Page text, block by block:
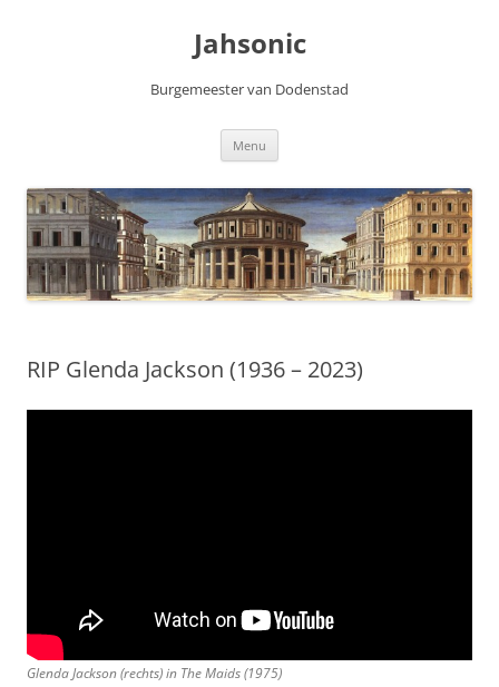
Jahsonic
Burgemeester van Dodenstad
Menu
RIP Glenda Jackson (1936 – 2023)
Glenda Jackson (rechts) in The Maids(1975)